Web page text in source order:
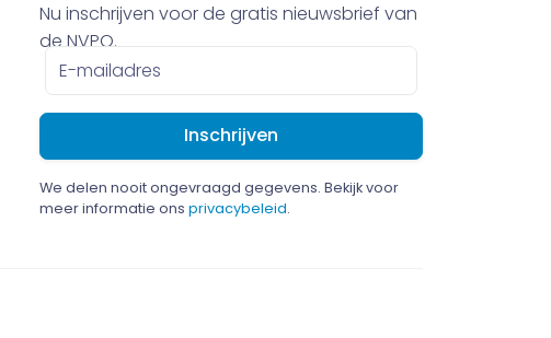
Nu inschrijven voor de gratis nieuwsbrief van
de NVPO.
E-
mailadres
We delen nooit ongevraagd gegevens. Bekijk voor
meer informatie ons privacybeleid.